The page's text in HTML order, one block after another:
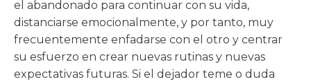
el abandonado para continuar con su vida,
distanciarse emocionalmente, y por tanto, muy
frecuentemente enfadarse con el otro y centrar
su esfuerzo en crear nuevas rutinas y nuevas
expectativas futuras. Si el dejador teme o duda